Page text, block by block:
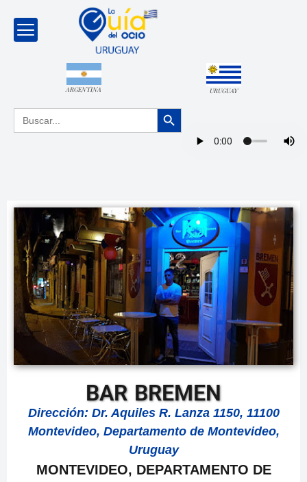
ARGENTINA URUGUAY
Buscar: Botón de búsqueda
BAR BREMEN
Dirección: Dr. Aquiles R. Lanza 1150, 11100
Montevideo, Departamento de Montevideo,
Uruguay
MONTEVIDEO, DEPARTAMENTO DE